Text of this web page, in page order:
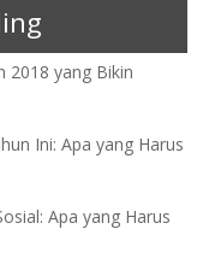
2018 yang Bikin
Ini: Apa yang Harus
Apa yang Harus